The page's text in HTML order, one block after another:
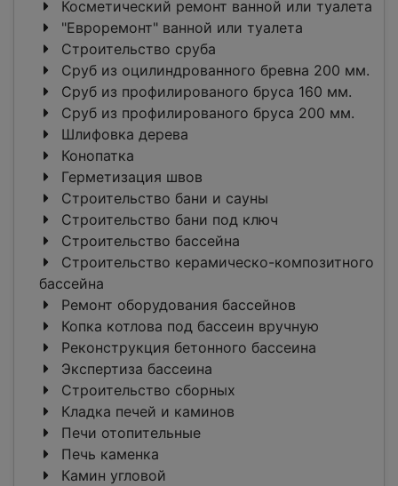
Косметический ремонт ванной или туалета
"Евроремонт" ванной или туалета
Строительство сруба
Сруб из оцилиндрованного бревна 200 мм.
Сруб из профилированого бруса 160 мм.
Сруб из профилированого бруса 200 мм.
Шлифовка дерева
Конопатка
Герметизация швов
Строительство бани и сауны
Строительство бани под ключ
Строительство бассейна
Строительство керамическо-композитного
бассейна
Ремонт оборудования бассейнов
Копка котлова под бассеин вручную
Реконструкция бетонного бассеина
Экспертиза бассеина
Строительство сборных
Кладка печей и каминов
Печи отопительные
Печь каменка
Камин угловой